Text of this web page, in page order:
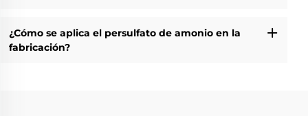
¿Cómo se aplica el persulfato de amonio en la
fabricación?